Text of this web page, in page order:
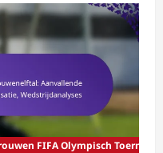
FIFA Olympisch Toernooi